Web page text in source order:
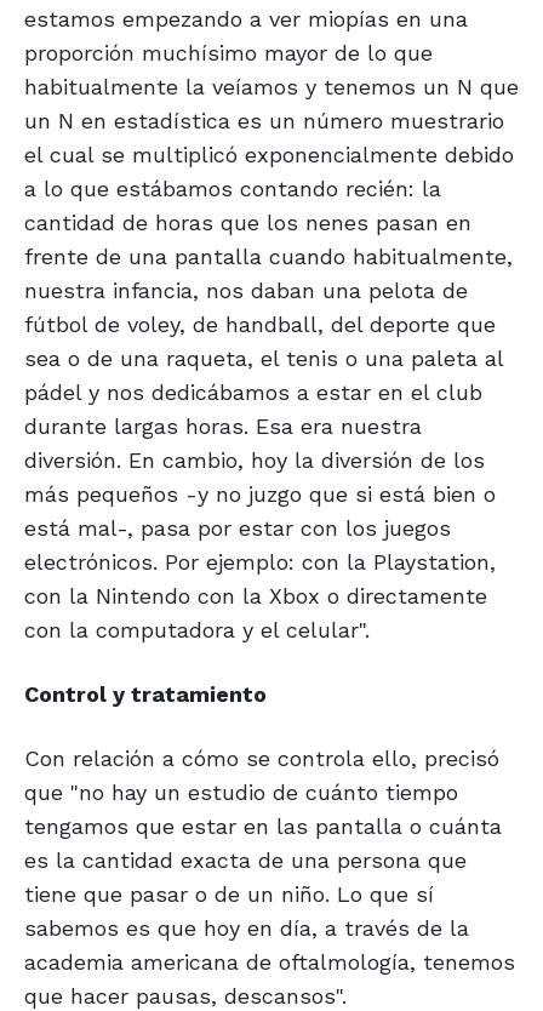
estamos empezando a ver miopías en una
proporción muchísimo mayor de lo que
habitualmente la veíamos y tenemos un N que
un N en estadística es un número muestrario
el cual se multiplicó exponencialmente debido
a lo que estábamos contando recién: la
cantidad de horas que los nenes pasan en
frente de una pantalla cuando habitualmente,
nuestra infancia, nos daban una pelota de
fútbol de voley, de handball, del deporte que
sea o de una raqueta, el tenis o una paleta al
pádel y nos dedicábamos a estar en el club
durante largas horas. Esa era nuestra
diversión. En cambio, hoy la diversión de los
más pequeños -y no juzgo que si está bien o
está mal-, pasa por estar con los juegos
electrónicos. Por ejemplo: con la Playstation,
con la Nintendo con la Xbox o directamente
con la computadora y el celular".
Control y tratamiento
Con relación a cómo se controla ello, precisó
que "no hay un estudio de cuánto tiempo
tengamos que estar en las pantalla o cuánta
es la cantidad exacta de una persona que
tiene que pasar o de un niño. Lo que sí
sabemos es que hoy en día, a través de la
academia americana de oftalmología, tenemos
que hacer pausas, descansos".